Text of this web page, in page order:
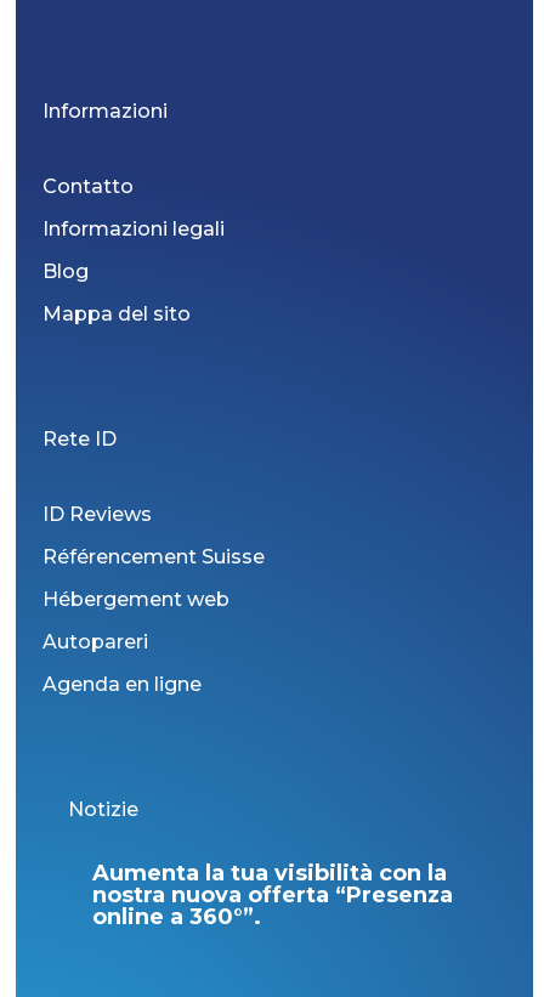
Informazioni
Contatto
Informazioni legali
Blog
Mappa del sito
Rete ID
ID Reviews
Référencement Suisse
Hébergement web
Autopareri
Agenda en ligne
Notizie
Aumenta la tua visibilità con la
nostra nuova offerta “Presenza
online a 360°”.